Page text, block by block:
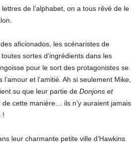
de l’alphabet, on a tous rêvé de le
aficionados, les scénaristes de
sortes d’ingrédients dans les
pour le sort des protagonistes se
et l’amitié. Ah si seulement Mike,
su que leur partie de Donjons et
de cette manière… ils n’y auraient jamais
!
leur charmante petite ville d’Hawkins